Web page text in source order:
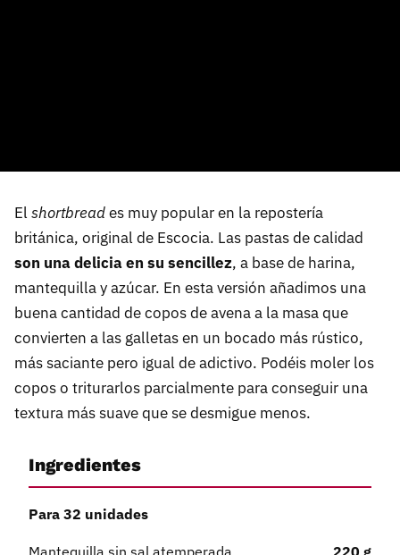
El shortbreades muy popular en la repostería
británica, original de Escocia. Las pastas de calidad
son una delicia en su sencillez, a base de harina,
mantequilla y azúcar. En esta versión añadimos una
buena cantidad de copos de avena a la masa que
convierten a las galletas en un bocado más rústico,
más saciante pero igual de adictivo. Podéis moler los
copos o triturarlos parcialmente para conseguir una
textura más suave que se desmigue menos.
Ingredientes
Para 32 unidades
Mantequilla sin sal atemperada 220 g